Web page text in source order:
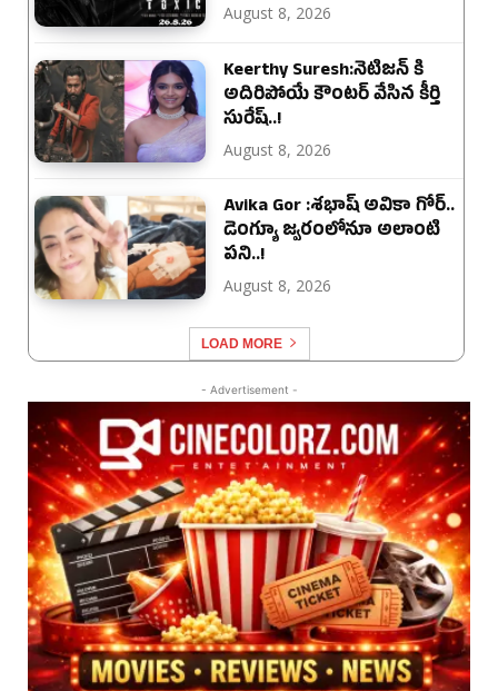
August 8, 2026
Keerthy Suresh:నెటిజన్ కి
అదిరిపోయే కౌంటర్ వేసిన కీర్తి
సురేష్..!
August 8, 2026
Avika Gor :శభాష్ అవికా గోర్‌..
డెంగ్యూ జ్వరంలోనూ అలాంటి
పని..!
August 8, 2026
LOAD MORE
- Advertisement -